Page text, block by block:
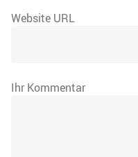
Website URL
Ihr Kommentar